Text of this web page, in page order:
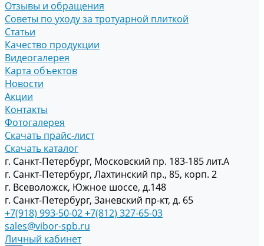
Отзывы и обращения
Советы по уходу за тротуарной плиткой
Статьи
Качество продукции
Видеогалерея
Карта объектов
Новости
Акции
Контакты
Фотогалерея
Скачать прайс-лист
Скачать каталог
г. Санкт-Петербург, Московский пр. 183-185 лит.А
г. Санкт-Петербург, Лахтинский пр., 85, корп. 2
г. Всеволожск, Южное шоссе, д.148
г. Санкт-Петербург, Заневский пр-кт, д. 65
+7(918) 993-50-02+7(812) 327-65-03
sales@vibor-spb.ru
Личный кабинет